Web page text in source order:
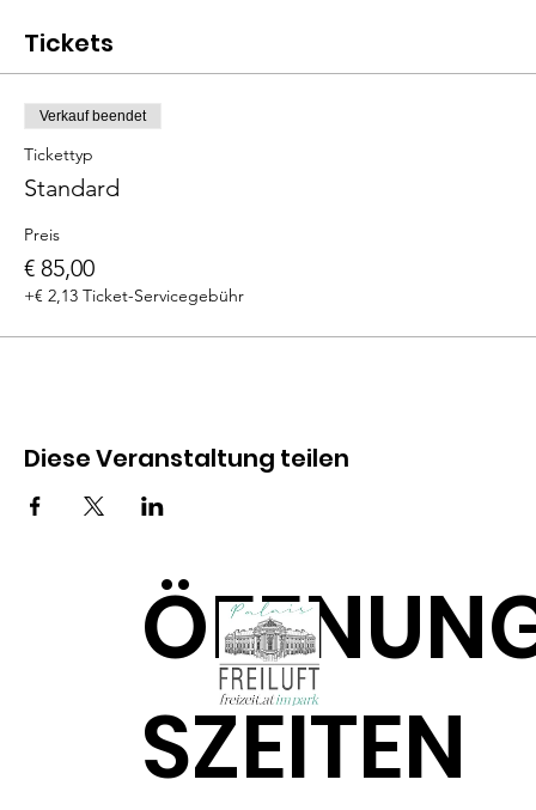
Tickets
Verkauf beendet
Tickettyp
Standard
Preis
€ 85,00
+€ 2,13 Ticket-Servicegebühr
Diese Veranstaltung teilen
SZEITEN